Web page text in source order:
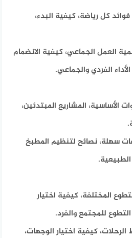
كل رياضة، كيفية البدء،
العمل الجماعي، كيفية الانضمام
الفردي والجماعي.
الأساسية، المشاريع المبتدئين،
سهلة، نصائح لتنظيم المطبخ
المختلفة، كيفية اختيار
للمجتمع والفرد.
كيفية اختيار الوجهات،